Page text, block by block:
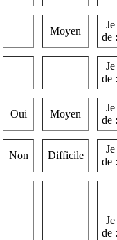
Moyen
de
de
Oui Moyen
de
Non Difficile
de
de